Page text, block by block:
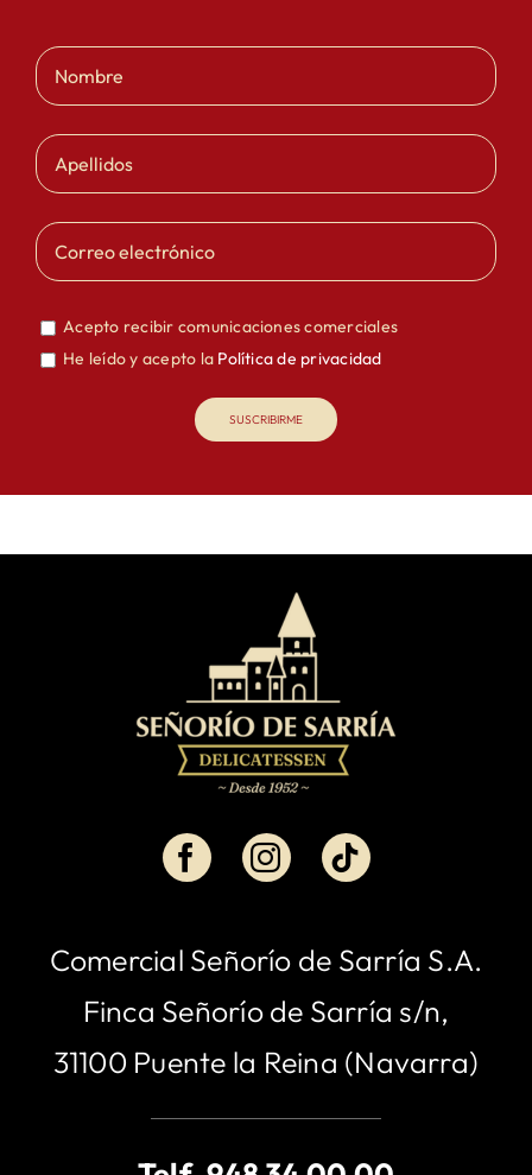
Acepto recibir comunicaciones comerciales
He leído y acepto la Política de privacidad
Comercial Señorío de Sarría S.A.
Finca Señorío de Sarría s/n,
31100 Puente la Reina (Navarra)